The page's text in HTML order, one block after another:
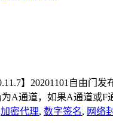
】20201101自由门
A通道，如果A通道或F
加密代理, 数字签名, 网络